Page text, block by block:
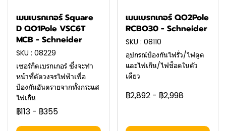
เมนเบรกเกอร์ Square
D QO1Pole VSC6T
MCB - Schneider
SKU : 08229
เซอร์กิตเบรกเกอร์ ซึ่งจะทำ
หน้าที่ตัดวงจรไฟฟ้าเพื่อ
ป้องกันอันตรายจากทั้งกระแส
ไฟเกิน
฿113 - ฿355
เมนเบรกเกอร์ QO2Pole
RCBO30 - Schneider
SKU : 08110
อุปกรณ์ป้องกันไฟรั่ว/ไฟดูด
และไฟเกิน/ไฟช็อตในตัว
เดียว
฿2,892- ฿2,998